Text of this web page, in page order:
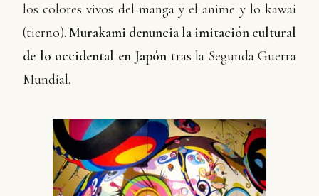
los colores vivos del manga y el anime y lo kawai
(tierno). Murakami denuncia la imitación cultural
de lo occidental en Japón tras la Segunda Guerra
Mundial.